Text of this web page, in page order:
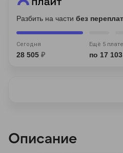
Разбить на части без переплат
Сегодня
28 505 ₽
Ещё 5
по 17 103
Описание